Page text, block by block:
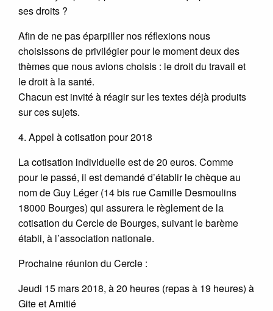
ses droits ?
Afin de ne pas éparpiller nos réflexions nous
choisissons de privilégier pour le moment deux des
thèmes que nous avions choisis : le droit du travail et
le droit à la santé.
Chacun est invité à réagir sur les textes déjà produits
sur ces sujets.
4. Appel à cotisation pour 2018
La cotisation individuelle est de 20 euros. Comme
pour le passé, il est demandé d’établir le chèque au
nom de Guy Léger (14 bis rue Camille Desmoulins
18000 Bourges) qui assurera le règlement de la
cotisation du Cercle de Bourges, suivant le barème
établi, à l’association nationale.
Prochaine réunion du Cercle :
Jeudi 15 mars 2018, à 20 heures (repas à 19 heures) à
Gite et Amitié